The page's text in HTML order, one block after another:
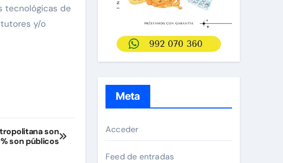
tecnológicas de
y/o
son
son públicos
Meta
Acceder
Feed de entradas